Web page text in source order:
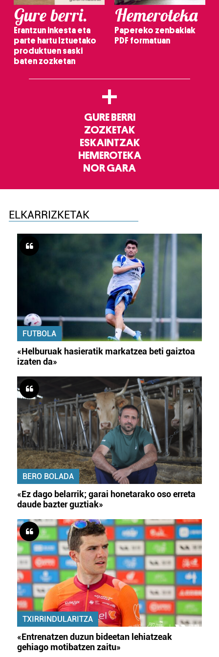
Gure berri.
Erantzun inkesta eta
parte hartu Iztuetako
produktuen saski
baten zozketan
Hemeroteka
Papereko zenbakiak
PDF formatuan
+
GURE BERRI
ZOZKETAK
ESKAINTZAK
HEMEROTEKA
NOR GARA
ELKARRIZKETAK
FUTBOLA
«Helburuak hasieratik markatzea beti gaiztoa
izaten da»
BERO BOLADA
«Ez dago belarrik; garai honetarako oso erreta
daude bazter guztiak»
TXIRRINDULARITZA
«Entrenatzen duzun bideetan lehiatzeak
gehiago motibatzen zaitu»